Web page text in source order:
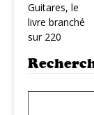
Guitares, le
livre branché
sur 220